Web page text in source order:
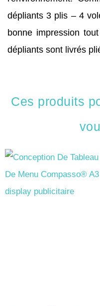
dépliants 3 plis – 4
bonne impression
dépliants sont livrés
Ces produits